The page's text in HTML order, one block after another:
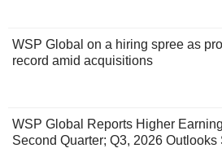
WSP Global on a hiring spree as
record amid acquisitions
WSP Global Reports Higher
Second Quarter; Q3, 2026 Outlooks